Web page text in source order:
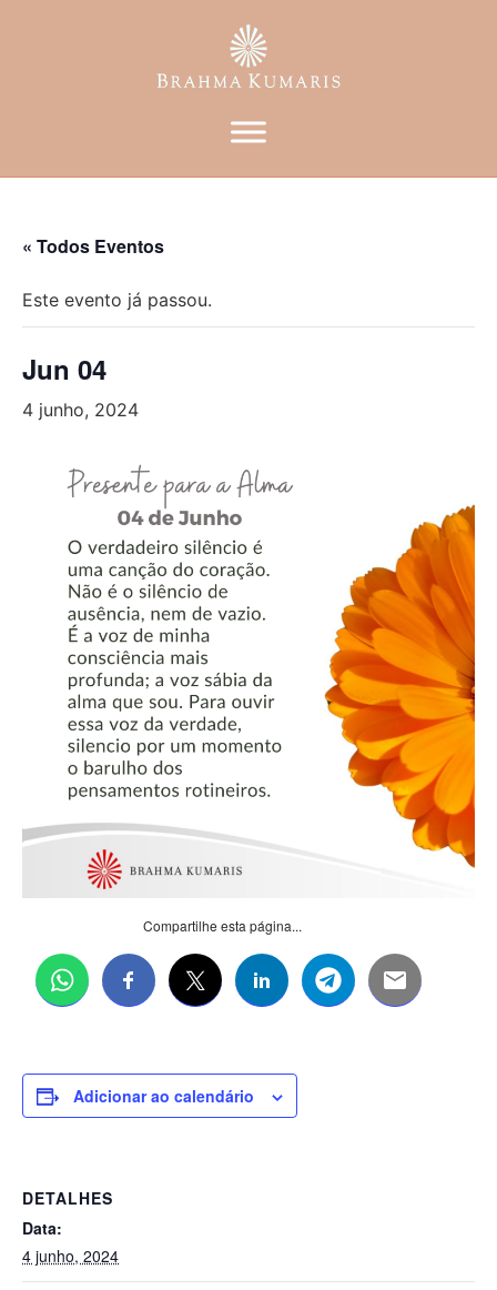
« Todos Eventos
Este evento já passou.
Jun 04
4 junho, 2024
Compartilhe esta página...
Adicionar ao calendário
DETALHES
Data:
4 junho, 2024